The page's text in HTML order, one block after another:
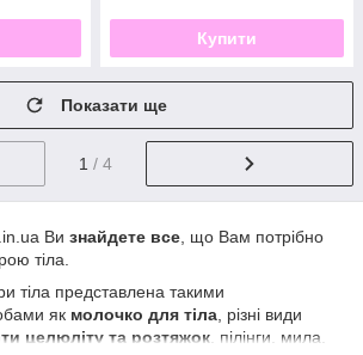
Купити
Показати ще
1 / 4
Ви знайдете все , що Вам потрібно
тіла.
тіла представлена такими
як молочко для тіла , різні види
целюліту та розтяжок , пілінги, мила,